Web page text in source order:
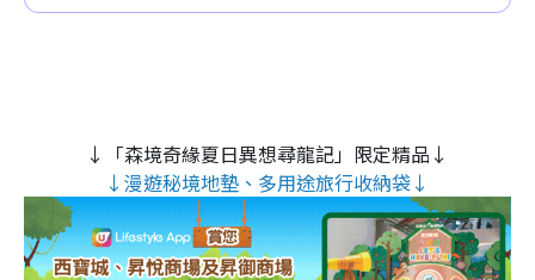
↓「森境奇緣夏日異想尋龍記」限定精品↓
↓漫遊秘境地墊、多用途旅行收納袋↓